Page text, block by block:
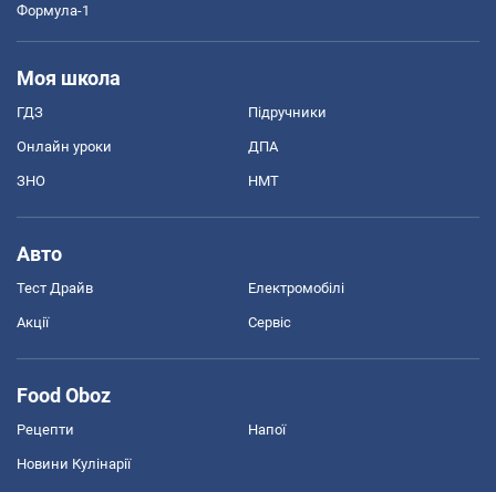
Формула-1
Моя школа
ГДЗ Підручники
Онлайн уроки ДПА
ЗНО НМТ
Авто
Тест Драйв Електромобілі
Акції Сервіс
Food Oboz
Рецепти Напої
Новини Кулінарії